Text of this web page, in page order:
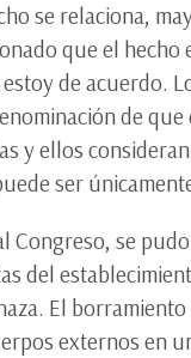
se relaciona,
que el
de acuerdo.
de
y ellos
ser
Congreso, se
del
El
externos en